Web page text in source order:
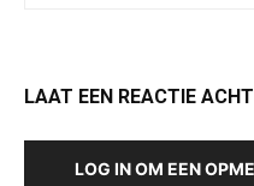
LAAT EEN REACTIE
LOG IN OM EEN